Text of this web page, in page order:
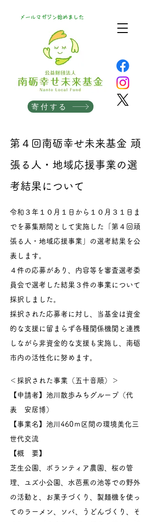
寄付する
メールマガジン始めました
第４回南砺幸せ未来基金 頑
張る人・地域応援事業の選
考結果について
令和３年１０月１日から１０月３１日ま
でを募集期間として実施した「第４回頑
張る人・地域応援事業」の選考結果を公
表します。
４件の応募があり、内容等を審査選考委
員会で選考した結果３件の事業について
採択しました。
採択された応募者に対し、当基金は資金
的な支援に留まらず各種関係機関と連携
しながら非資金的な支援も実施し、南砺
市内の活性化に努めます。
＜採択された事業（五十音順）＞
【申請者】池川散歩みちグループ（代
表 安居博）
【事業名】池川460ｍ区間の環境美化三
世代交流
【概 要】
芝生公園、ボランティア農園、桜の管
理、ユズ小公園、水芭蕉の池等での野外
の活動と、お菓子づくり、製麺機を使っ
てのラーメン、ソバ、うどんづくり、そ